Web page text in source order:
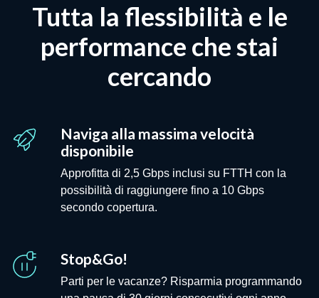
Tutta la flessibilità e le
performance che stai
cercando
Naviga alla massima velocità
disponibile
Approfitta di 2,5 Gbps inclusi su FTTH con la
possibilità di raggiungere fino a 10 Gbps
secondo copertura.
Stop&Go!
Parti per le vacanze? Risparmia programmando